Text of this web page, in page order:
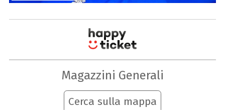
Magazzini Generali
Cerca sulla mappa